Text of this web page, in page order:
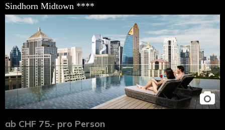
Sindhorn Midtown ****
ab CHF 75.- pro Person